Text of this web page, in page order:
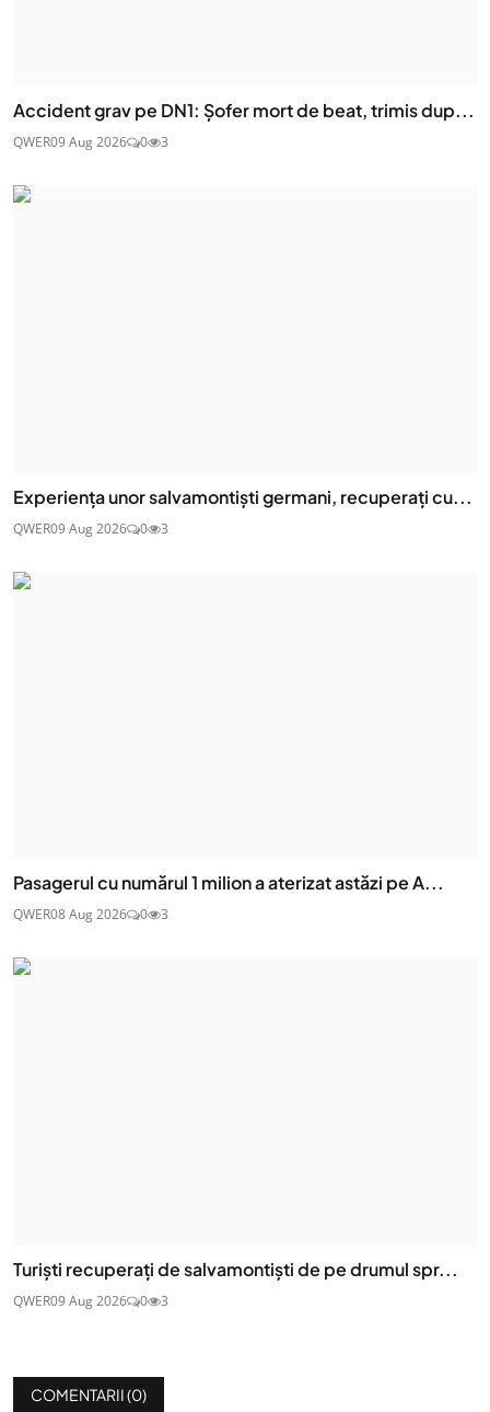
Accident grav pe DN1: Șofer mort de beat, trimis dup...
QWER09 Aug 2026 0 3
Experiența unor salvamontiști germani, recuperați cu...
QWER09 Aug 2026 0 3
Pasagerul cu numărul 1 milion a aterizat astăzi pe A...
QWER08 Aug 2026 0 3
Turiști recuperați de salvamontiști de pe drumul spr...
QWER09 Aug 2026 0 3
COMENTARII (0)